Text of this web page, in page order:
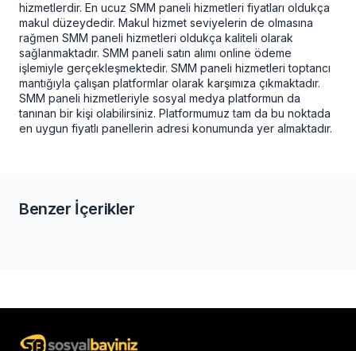
hizmetlerdir. En ucuz SMM paneli hizmetleri fiyatları oldukça
makul düzeydedir. Makul hizmet seviyelerin de olmasına
rağmen SMM paneli hizmetleri oldukça kaliteli olarak
sağlanmaktadır. SMM paneli satın alımı online ödeme
işlemiyle gerçekleşmektedir. SMM paneli hizmetleri toptancı
mantığıyla çalışan platformlar olarak karşımıza çıkmaktadır.
SMM paneli hizmetleriyle sosyal medya platformun da
tanınan bir kişi olabilirsiniz. Platformumuz tam da bu noktada
en uygun fiyatlı panellerin adresi konumunda yer almaktadır.
Benzer İçerikler